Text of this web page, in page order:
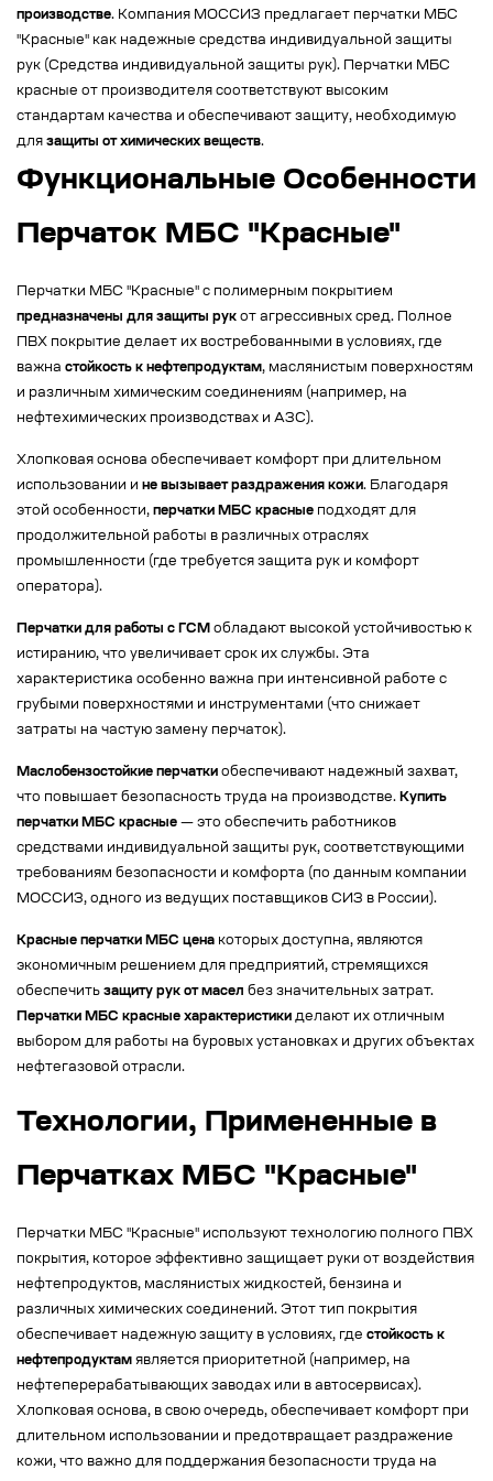
производстве. Компания МОССИЗ предлагает перчатки МБС
"Красные" как надежные средства индивидуальной защиты
рук (Средства индивидуальной защиты рук). Перчатки МБС
красные от производителя соответствуют высоким
стандартам качества и обеспечивают защиту, необходимую
для защиты от химических веществ.
Функциональные Особенности
Перчаток МБС "Красные"
Перчатки МБС "Красные" с полимерным покрытием
предназначены для защиты рук от агрессивных сред. Полное
ПВХ покрытие делает их востребованными в условиях, где
важна стойкость к нефтепродуктам, маслянистым поверхностям
и различным химическим соединениям (например, на
нефтехимических производствах и АЗС).
Хлопковая основа обеспечивает комфорт при длительном
использовании и не вызывает раздражения кожи. Благодаря
этой особенности, перчатки МБС красные подходят для
продолжительной работы в различных отраслях
промышленности (где требуется защита рук и комфорт
оператора).
Перчатки для работы с ГСМ обладают высокой устойчивостью к
истиранию, что увеличивает срок их службы. Эта
характеристика особенно важна при интенсивной работе с
грубыми поверхностями и инструментами (что снижает
затраты на частую замену перчаток).
Маслобензостойкие перчатки обеспечивают надежный захват,
что повышает безопасность труда на производстве. Купить
перчатки МБС красные — это обеспечить работников
средствами индивидуальной защиты рук, соответствующими
требованиям безопасности и комфорта (по данным компании
МОССИЗ, одного из ведущих поставщиков СИЗ в России).
Красные перчатки МБС цена которых доступна, являются
экономичным решением для предприятий, стремящихся
обеспечить защиту рук от масел без значительных затрат.
Перчатки МБС красные характеристики делают их отличным
выбором для работы на буровых установках и других объектах
нефтегазовой отрасли.
Технологии, Примененные в
Перчатках МБС "Красные"
Перчатки МБС "Красные" используют технологию полного ПВХ
покрытия, которое эффективно защищает руки от воздействия
нефтепродуктов, маслянистых жидкостей, бензина и
различных химических соединений. Этот тип покрытия
обеспечивает надежную защиту в условиях, где стойкость к
нефтепродуктам является приоритетной (например, на
нефтеперерабатывающих заводах или в автосервисах).
Хлопковая основа, в свою очередь, обеспечивает комфорт при
длительном использовании и предотвращает раздражение
кожи, что важно для поддержания безопасности труда на